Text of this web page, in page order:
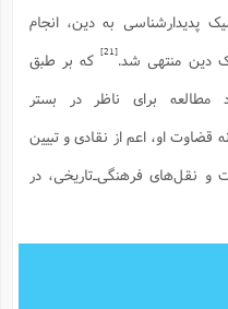
پدیدارشناسى به دین، انجام
دین منتهی شد.
که بر طبق
براى ناظر در بستر
قضاوت او، اعم از نقادى و تبیین
و نقل‌هاى فرهنگى‌ـ‌تاریخى، در